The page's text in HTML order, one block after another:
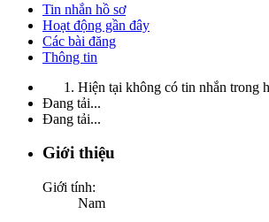
Tin nhắn hồ sơ
Hoạt động gần đây
Các bài đăng
Thông tin
Hiện tại không có tin nhắn trong
Đang tải...
Đang tải...
Giới thiệu
Giới tính:
Nam